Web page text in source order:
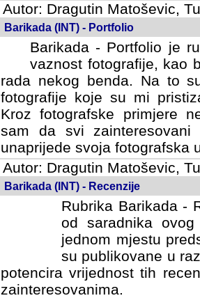
Autor: Dragutin Matoševic,
Barikada (INT) - Portfolio
Barikada - Portfolio je
vaznost fotografije, kao
rada nekog benda. Na to
fotografije koje su mi
fotografske primjere
svi zainteresovani
svoja fotografska umijeca.
Autor: Dragutin Matoševic,
Barikada (INT) - Recenzije
Rubrika Barikada -
od saradnika
jednom mjestu
su publikovane u
potencira vrijednost tih
zainteresovanima.